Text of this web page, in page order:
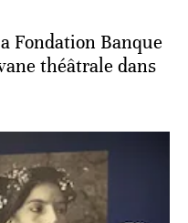
Fondation Banque
théâtrale dans